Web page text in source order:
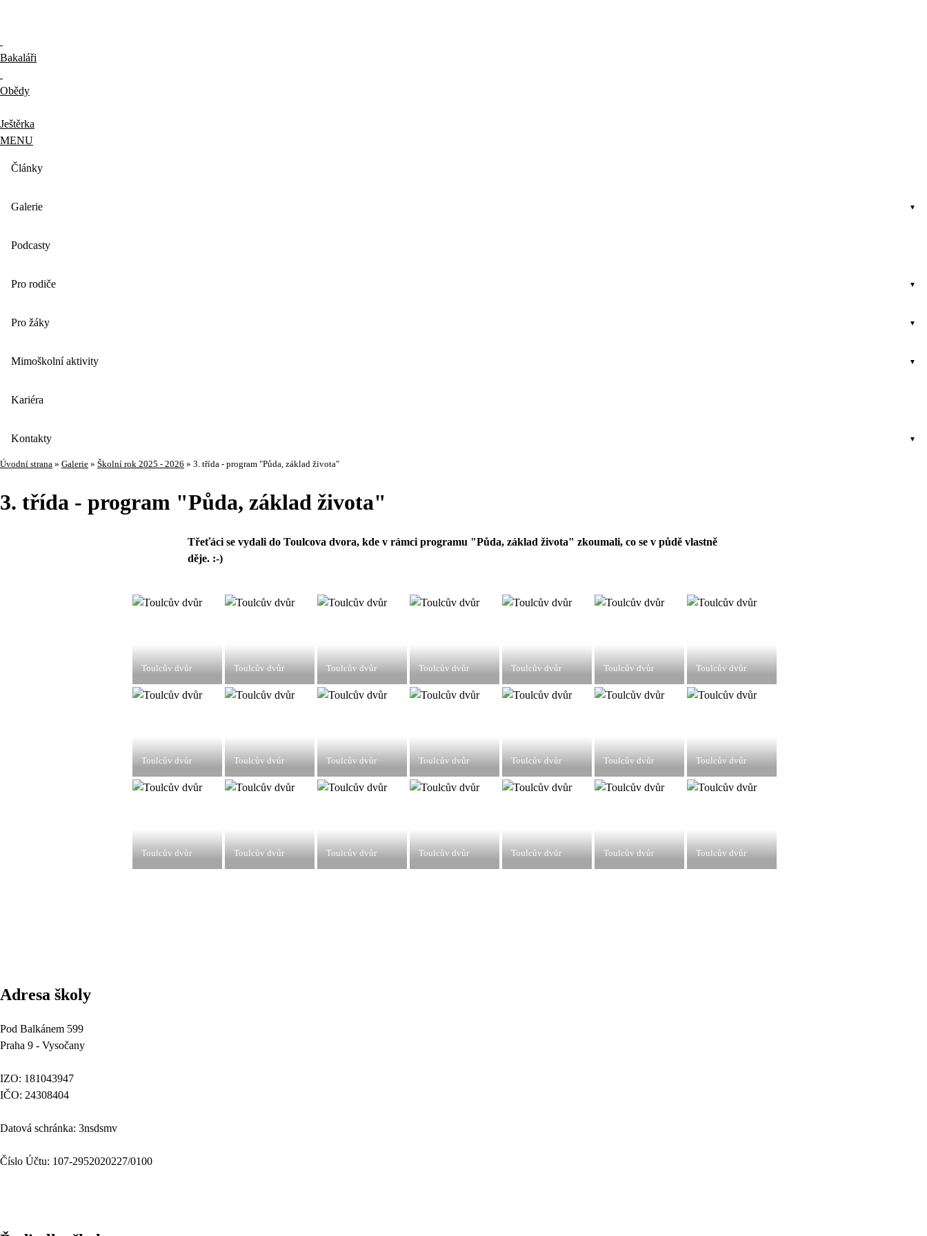
Bakaláři
Obědy
Ještěrka
MENU
Články
Galerie
Podcasty
Pro rodiče
Pro žáky
Mimoškolní aktivity
Kariéra
Kontakty
Úvodní strana » Galerie » Školní rok 2025 - 2026 » 3. třída - program "Půda, základ života"
3. třída - program "Půda, základ života"
Třeťáci se vydali do Toulcova dvora, kde v rámci programu "Půda, základ života" zkoumali, co se v půdě vlastně
děje. :-)
Toulcův dvůr Toulcův dvůr Toulcův dvůr Toulcův dvůr Toulcův dvůr Toulcův dvůr Toulcův dvůr
Toulcův dvůr Toulcův dvůr Toulcův dvůr Toulcův dvůr Toulcův dvůr Toulcův dvůr Toulcův dvůr
Toulcův dvůr Toulcův dvůr Toulcův dvůr Toulcův dvůr Toulcův dvůr Toulcův dvůr Toulcův dvůr
Adresa školy
Pod Balkánem 599
Praha 9 - Vysočany
IZO: 181043947
IČO: 24308404
Datová schránka: 3nsdsmv
Číslo Účtu: 107-2952020227/0100